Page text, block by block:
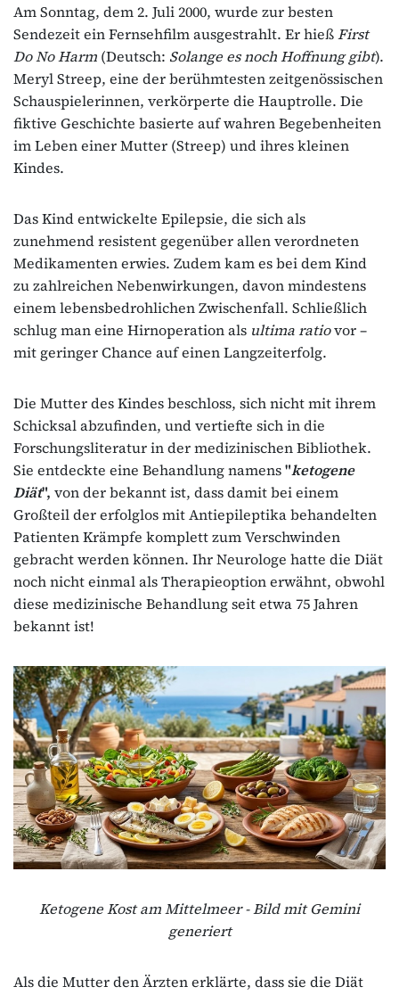
Am Sonntag, dem 2. Juli 2000, wurde zur besten
Sendezeit ein Fernsehfilm ausgestrahlt. Er hießFirst
Do No Harm (Deutsch: Solange es noch Hoffnung gibt).
Meryl Streep, eine der berühmtesten zeitgenössischen
Schauspielerinnen, verkörperte die Hauptrolle. Die
fiktive Geschichte basierte auf wahren Begebenheiten
im Leben einer Mutter (Streep) und ihres kleinen
Kindes.
Das Kind entwickelte Epilepsie, die sich als
zunehmend resistent gegenüber allen verordneten
Medikamenten erwies. Zudem kam es bei dem Kind
zu zahlreichen Nebenwirkungen, davon mindestens
einem lebensbedrohlichen Zwischenfall. Schließlich
schlug man eine Hirnoperation als ultima ratiovor –
mit geringer Chance auf einen Langzeiterfolg.
Die Mutter des Kindes beschloss, sich nicht mit ihrem
Schicksal abzufinden, und vertiefte sich in die
Forschungsliteratur in der medizinischen Bibliothek.
Sie entdeckte eine Behandlung namens"ketogene
Diät", von der bekannt ist, dass damit bei einem
Großteil der erfolglos mit Antiepileptika behandelten
Patienten Krämpfe komplett zum Verschwinden
gebracht werden können. Ihr Neurologe hatte die Diät
noch nicht einmal als Therapieoption erwähnt, obwohl
diese medizinische Behandlung seit etwa 75 Jahren
bekannt ist!
Ketogene Kost am Mittelmeer - Bild mit Gemini
generiert
Als die Mutter den Ärzten erklärte, dass sie die Diät